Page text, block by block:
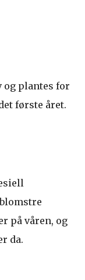
og plantes for
første året.
på våren, og
da.